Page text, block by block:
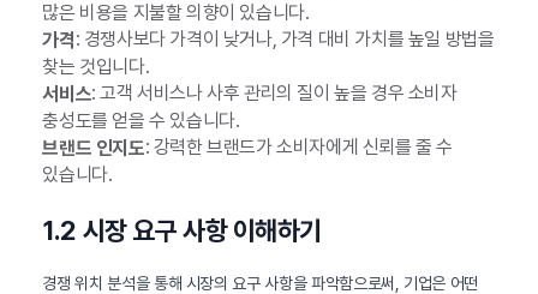
많은 비용을 지불할 의향이 있습니다.
가격: 경쟁사보다 가격이 낮거나, 가격 대비 가치를 높일 방법을
찾는 것입니다.
서비스: 고객 서비스나 사후 관리의 질이 높을 경우 소비자
충성도를 얻을 수 있습니다.
브랜드 인지도: 강력한 브랜드가 소비자에게 신뢰를 줄 수
있습니다.
1.2 시장 요구 사항 이해하기
경쟁 위치 분석을 통해 시장의 요구 사항을 파악함으로써, 기업은 어떤